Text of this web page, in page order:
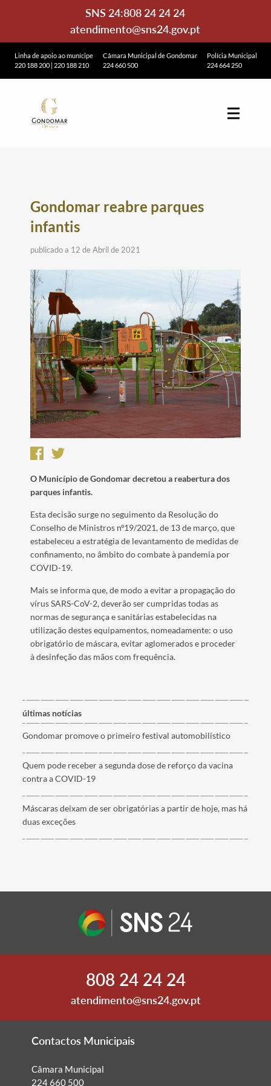
SNS 24:808 24 24 24
atendimento@sns24.gov.pt
Linha de apoio ao munícipe
220 188 200| 220 188 210
Câmara Municipal de Gondomar
224 660 500
Polícia Municipal
224 664 250
Gondomar reabre parques
infantis
publicado a 12 de Abril de 2021
O Município de Gondomar decretou a reabertura dos
parques infantis.
Esta decisão surge no seguimento da Resolução do
Conselho de Ministros nº19/2021, de 13 de março, que
estabeleceu a estratégia de levantamento de medidas de
confinamento, no âmbito do combate à pandemia por
COVID-19.
Mais se informa que, de modo a evitar a propagação do
vírus SARS-CoV-2, deverão ser cumpridas todas as
normas de segurança e sanitárias estabelecidas na
utilização destes equipamentos, nomeadamente: o uso
obrigatório de máscara, evitar aglomerados e proceder
à desinfeção das mãos com frequência.
últimas notícias
Gondomar promove o primeiro festival automobilístico
Quem pode receber a segunda dose de reforço da vacina
contra a COVID-19
Máscaras deixam de ser obrigatórias a partir de hoje, mas há
duas exceções
808 24 24 24
atendimento@sns24.gov.pt
Contactos Municipais
Câmara Municipal
224 660 500